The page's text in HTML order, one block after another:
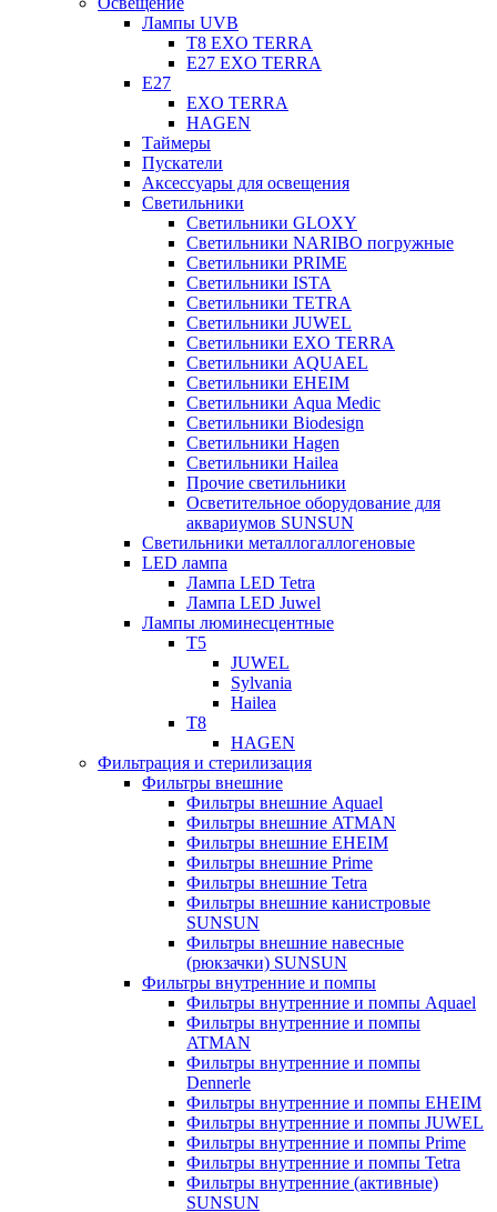
Лампы UVB
Т8 EXO TERRA
Е27 EXO TERRA
Е27
EXO TERRA
HAGEN
Таймеры
Пускатели
Аксессуары для освещения
Светильники
Светильники GLOXY
Светильники NARIBO погружные
Светильники PRIME
Светильники ISTA
Светильники TETRA
Светильники JUWEL
Светильники EXO TERRA
Светильники AQUAEL
Светильники EHEIM
Светильники Aqua Medic
Светильники Biodesign
Светильники Hagen
Светильники Hailea
Прочие светильники
Осветительное оборудование для
аквариумов SUNSUN
Светильники металлогаллогеновые
LED лампа
Лампа LED Tetra
Лампа LED Juwel
Лампы люминесцентные
T5
JUWEL
Sylvania
Hailea
T8
HAGEN
Фильтрация и стерилизация
Фильтры внешние
Фильтры внешние Aquael
Фильтры внешние ATMAN
Фильтры внешние EHEIM
Фильтры внешние Prime
Фильтры внешние Tetra
Фильтры внешние канистровые
SUNSUN
Фильтры внешние навесные
(рюкзачки) SUNSUN
Фильтры внутренние и помпы
Фильтры внутренние и помпы Aquael
Фильтры внутренние и помпы
ATMAN
Фильтры внутренние и помпы
Dennerle
Фильтры внутренние и помпы EHEIM
Фильтры внутренние и помпы JUWEL
Фильтры внутренние и помпы Prime
Фильтры внутренние и помпы Tetra
Фильтры внутренние (активные)
SUNSUN